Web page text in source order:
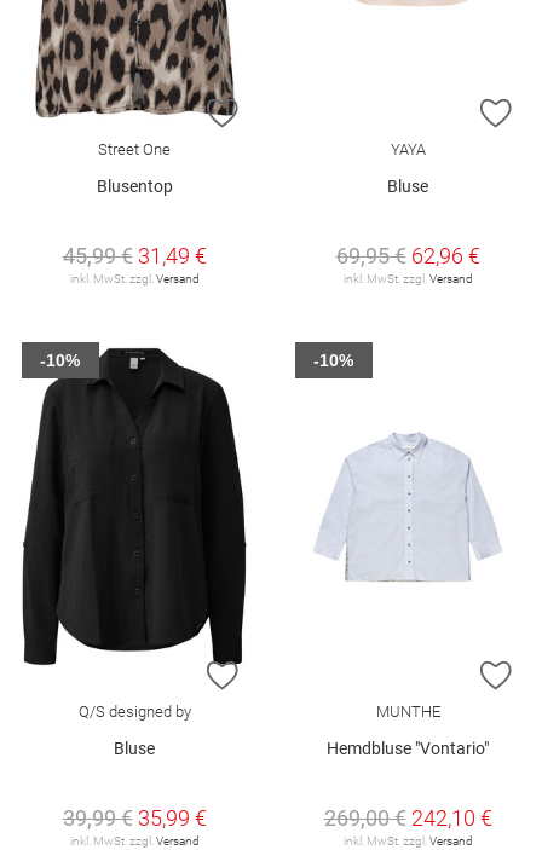
ZUR WUNSCHLISTE HINZUFÜGEN
Street One
Blusentop
45,99 € 31,49 €
inkl. MwSt. zzgl. Versand
YAYA
Bluse
69,95 € 62,96 €
inkl. MwSt. zzgl. Versand
ZUR WUNSCHLISTE HINZUFÜGEN
Q/S designed by
Bluse
39,99 € 35,99 €
inkl. MwSt. zzgl.Versand
-10%
MUNTHE
Hemdbluse "Vontario"
269,00 € 242,10 €
inkl. MwSt. zzgl.Versand
-10%